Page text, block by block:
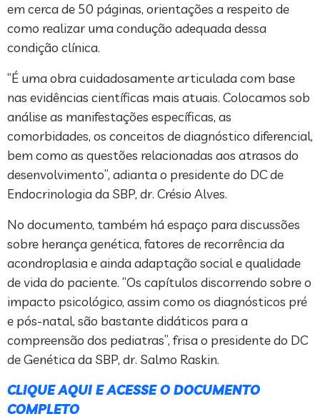
em cerca de 50 páginas, orientações a respeito de
como realizar uma condução adequada dessa
condição clínica.
“É uma obra cuidadosamente articulada com base
nas evidências científicas mais atuais. Colocamos sob
análise as manifestações específicas, as
comorbidades, os conceitos de diagnóstico diferencial,
bem como as questões relacionadas aos atrasos do
desenvolvimento”, adianta o presidente do DC de
Endocrinologia da SBP, dr. Crésio Alves.
No documento, também há espaço para discussões
sobre herança genética, fatores de recorrência da
acondroplasia e ainda adaptação social e qualidade
de vida do paciente. “Os capítulos discorrendo sobre o
impacto psicológico, assim como os diagnósticos pré
e pós-natal, são bastante didáticos para a
compreensão dos pediatras”, frisa o presidente do DC
de Genética da SBP, dr. Salmo Raskin.
CLIQUE AQUI E ACESSE O DOCUMENTO
COMPLETO